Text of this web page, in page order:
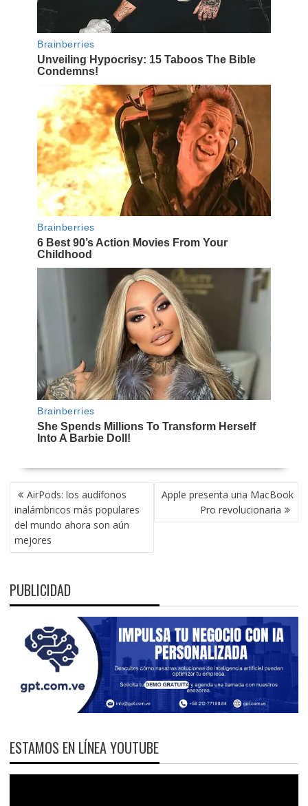
NAVEGACIÓN
DE
ENTRADAS
AirPods: los audífonos
inalámbricos más populares
del mundo ahora son aún
mejores
Apple presenta una MacBook
Pro revolucionaria
PUBLICIDAD
ESTAMOS EN LÍNEA YOUTUBE